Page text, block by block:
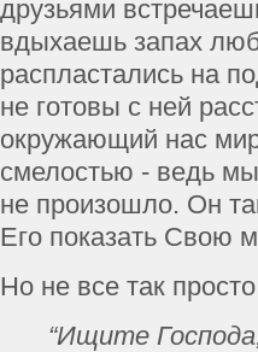
друзьями
вдыхаешь запах
распластались на
не готовы с ней
окружающий нас
смелостью - ведь
не произошло. Он
Его показать Свою
Но не все так
“Ищите